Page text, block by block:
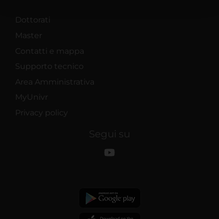
raccolto dal tuo utilizzo dei loro servizi.
Dottorati
Master
Contatti e mappa
Supporto tecnico
Area Amministrativa
MyUnivr
Privacy policy
Segui su